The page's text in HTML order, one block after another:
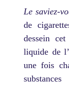
Le saviez-
de
dessein
liquide de
une fois
substances